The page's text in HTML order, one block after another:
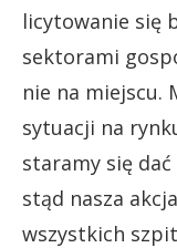
licytowanie się
sektorami
nie na miejscu.
sytuacji na
staramy się
stąd nasza
wszystkich